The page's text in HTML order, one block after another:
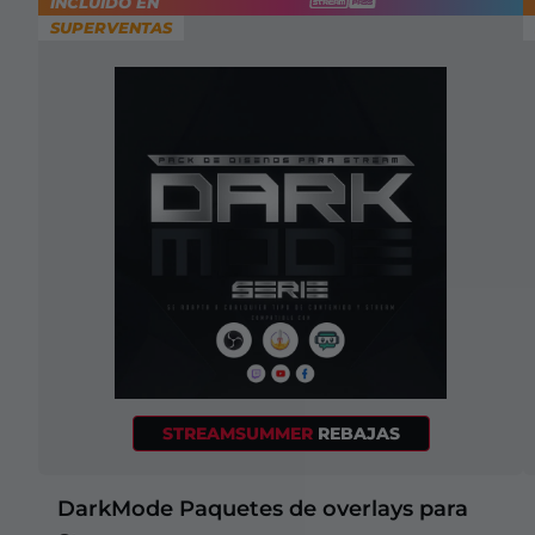
STREAMSUMMER REBAJAS
SUPERVENTAS
DarkMode Paquetes de overlays para